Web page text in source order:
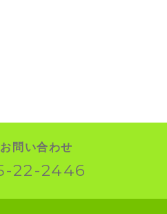
問い合わせ
22-2446